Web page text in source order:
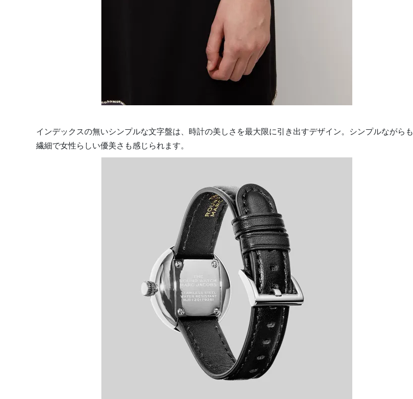
インデックスの無いシンプルな文字盤は、時計の美しさを最大限に引き出すデザイン。シンプルながらも
繊細で女性らしい優美さも感じられます。